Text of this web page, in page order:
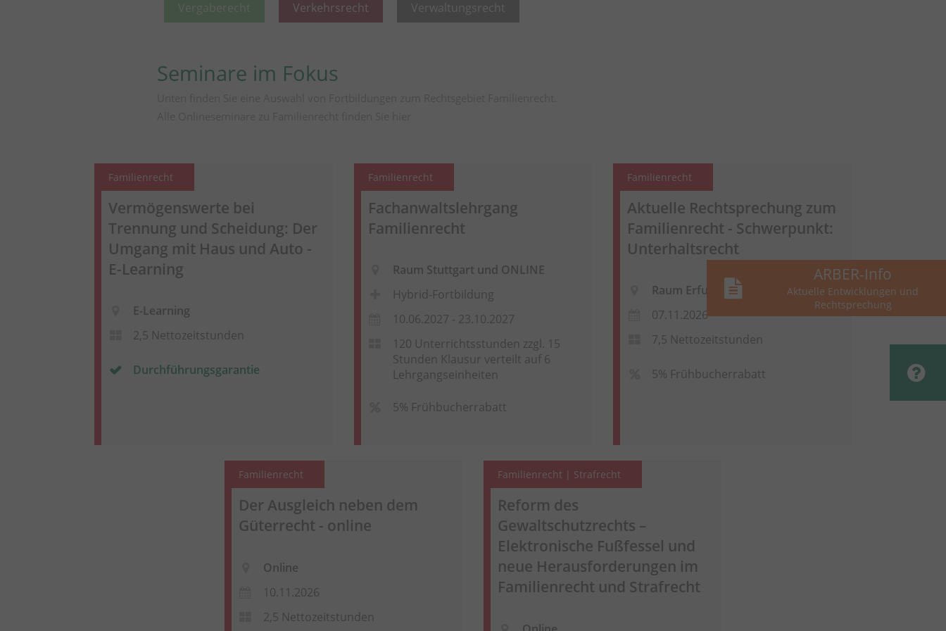
Vergaberecht Verkehrsrecht Verwaltungsrecht
Seminare im Fokus
Familienrecht
Vermögenswerte bei
Trennung und Scheidung: Der
Umgang mit Haus und Auto -
E-Learning
E-Learning
2,5 Nettozeitstunden
Durchführungsgarantie
Familienrecht
Fachanwaltslehrgang
Familienrecht
Raum Stuttgart und ONLINE
Hybrid-Fortbildung
10.06.2027 - 23.10.2027
120 Unterrichtsstunden zzgl. 15
Stunden Klausur verteilt auf 6
Lehrgangseinheiten
5% Frühbucherrabatt
Familienrecht
Aktuelle Rechtsprechung zum
Familienrecht - Schwerpunkt:
Unterhaltsrecht
Raum Erfurt
07.11.2026
7,5 Nettozeitstunden
5% Frühbucherrabatt
Familienrecht
Der Ausgleich neben dem
Güterrecht - online
Online
10.11.2026
2,5 Nettozeitstunden
Familienrecht | Strafrecht
Reform des
Gewaltschutzrechts –
Elektronische Fußfessel und
neue Herausforderungen im
Familienrecht und Strafrecht
ARBER-Info
Aktuelle Entwicklungen und
Rechtsprechung